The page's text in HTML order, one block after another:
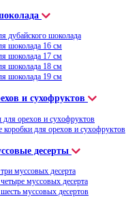
дубайского шоколада
шоколада 16 см
шоколада 17 см
шоколада 18 см
шоколада 19 см
и сухофруктов
орехов и сухофруктов
коробки для орехов и сухофруктов
десерты
муссовых десерта
муссовых десерта
муссовых десертов